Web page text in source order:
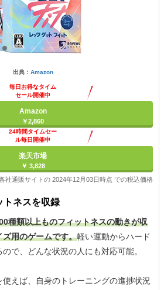
出典： Amazon
毎日お得なタイム
セール開催中
Amazon
￥2,860
24時間タイムセー
ル毎日開催中
楽天市場
￥ 3,828
社通販サイトの 2024年12月03日時点 での税込価格
トネスを収録
種類以上ものフィットネスの動きが収
用のゲームです。軽い運動からハード
で、どんな状況の人にも対応可能。
えば、自身のトレーニングの進捗状況